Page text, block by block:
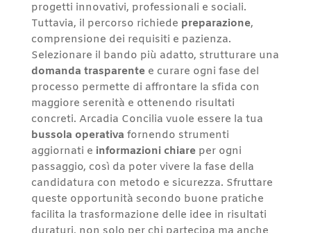
progetti innovativi, professionali e sociali.
Tuttavia, il percorso richiede preparazione,
comprensione dei requisiti e pazienza.
Selezionare il bando più adatto, strutturare una
domanda trasparentee curare ogni fase del
processo permette di affrontare la sfida con
maggiore serenità e ottenendo risultati
concreti. Arcadia Concilia vuole essere la tua
bussola operativa fornendo strumenti
aggiornati e informazioni chiareper ogni
passaggio, così da poter vivere la fase della
candidatura con metodo e sicurezza. Sfruttare
queste opportunità secondo buone pratiche
facilita la trasformazione delle idee in risultati